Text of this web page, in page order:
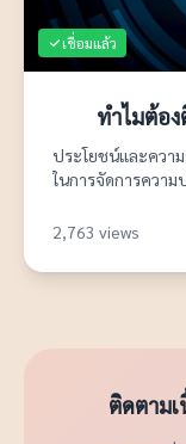
เชื่อมแล้ว
ทำไมต้อ
ประโยชน์และควา
ในการจัดการควา
2,763 views
ติดตาม